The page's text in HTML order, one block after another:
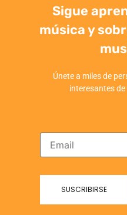
Sigue
música y
Únete a miles de
interesantes de